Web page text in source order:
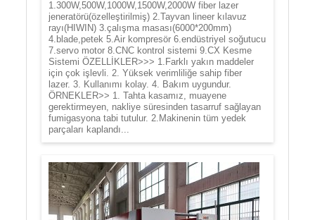
1.300W,500W,1000W,1500W,2000W fiber lazer
jeneratörü(özelleştirilmiş) 2.Tayvan lineer kılavuz
rayı(HIWIN) 3.çalışma masası(6000*200mm)
4.blade,petek 5.Air kompresör 6.endüstriyel soğutucu
7.servo motor 8.CNC kontrol sistemi 9.CX Kesme
Sistemi ÖZELLİKLER>>> 1.Farklı yakın maddeler
için çok işlevli. 2. Yüksek verimliliğe sahip fiber
lazer. 3. Kullanımı kolay. 4. Bakım uygundur.
ÖRNEKLER>> 1. Tahta kasamız, muayene
gerektirmeyen, nakliye süresinden tasarruf sağlayan
fumigasyona tabi tutulur. 2.Makinenin tüm yedek
parçaları kaplandı...